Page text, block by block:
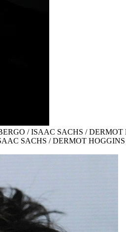
/ ISAAC SACHS /
SACHS / DERMOT